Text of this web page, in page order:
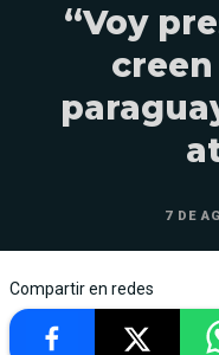
“Voy
7 DE
Compartir en redes